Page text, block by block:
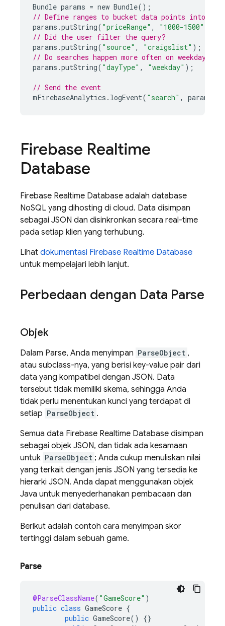
Bundle params = new Bundle();
// Define ranges to bucket data points into
params .putString( "priceRange" , "1000-1500"
// Did the user filter the query?
params .putString( "source" , "craigslist" );
// Do searches happen more often on weekdays or
params .putString( "dayType" , "weekday" );
// Send the event
mFirebaseAnalytics . logEvent( "search" , params
Firebase Realtime
Database
Firebase Realtime Database adalah database
NoSQL yang dihosting di cloud. Data disimpan
sebagai JSON dan disinkronkan secara real-time
pada setiap klien yang terhubung.
Lihat dokumentasi Firebase Realtime Database
untuk mempelajari lebih lanjut.
Perbedaan dengan Data Parse
Objek
Dalam Parse, Anda menyimpan ParseObject ,
atau subclass-nya, yang berisi key-value pair dari
data yang kompatibel dengan JSON. Data
tersebut tidak memiliki skema, sehingga Anda
tidak perlu menentukan kunci yang terdapat di
setiap ParseObject .
Semua data Firebase Realtime Database disimpan
sebagai objek JSON, dan tidak ada kesamaan
untuk ParseObject ; Anda cukup menuliskan nilai
yang terkait dengan jenis JSON yang tersedia ke
hierarki JSON. Anda dapat menggunakan objek
Java untuk menyederhanakan pembacaan dan
penulisan dari database.
Berikut adalah contoh cara menyimpan skor
tertinggi dalam sebuah game.
Parse
@ParseClassName( "GameScore" )
public class GameScore {
public GameScore()
{}